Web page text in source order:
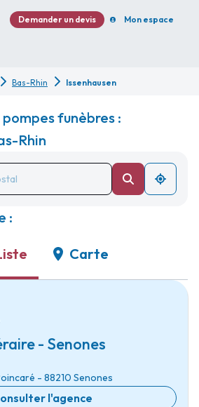
Demander un devis Mon espace
Bas-Rhin Issenhausen
funèbres :
Rhin
:
Carte
- Senones
- 88210 Senones
l'agence